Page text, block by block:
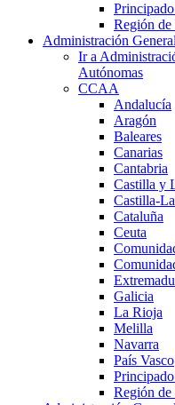
Región
Administración
Ir a
Autónomas
CCAA
Andalucía
Aragón
Baleares
Canarias
Cantabria
Castilla y
Castilla-
Cataluña
Ceuta
Galicia
La Rioja
Melilla
Navarra
País Vasco
Región